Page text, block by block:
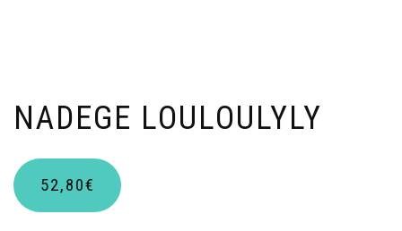
NADEGE LOULOULYLY
52,80€